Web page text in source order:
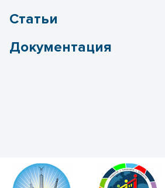
Статьи
Документация